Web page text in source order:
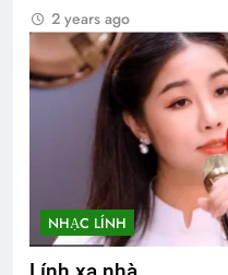
2 years ago
NHẠC LÍNH